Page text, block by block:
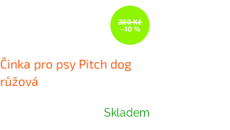
280 Kč
–10 %
Činka pro psy Pitch dog
růžová
Skladem